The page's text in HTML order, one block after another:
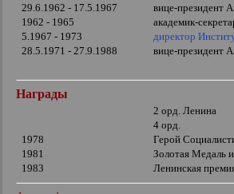
29.6.1962 - 17.5.1967
вице-президент
1962 - 1965
академик-
5.1967 - 1973
директор
28.5.1971 - 27.9.1988
вице-президент
Награды
2 орд. Ленина
4 орд.
1978
Герой
1981
Золотая Медаль
1983
Ленинская